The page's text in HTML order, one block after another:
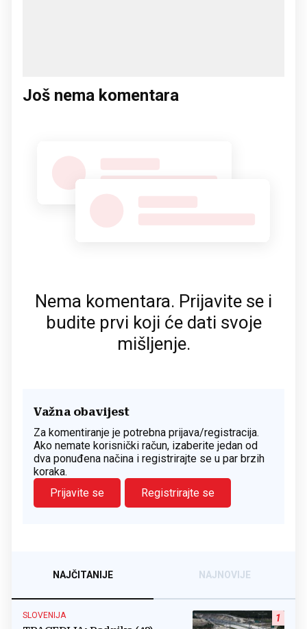
Još nema komentara
Nema komentara. Prijavite se i
budite prvi koji će dati svoje
mišljenje.
Važna obavijest
Za komentiranje je potrebna prijava/registracija.
Ako nemate korisnički račun, izaberite jedan od
dva ponuđena načina i registrirajte se u par brzih
koraka.
Prijavite se
Registrirajte se
NAJČITANIJE NAJNOVIJE
1
SLOVENIJA